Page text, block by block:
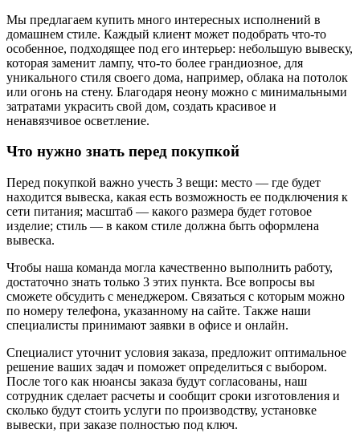
Мы предлагаем купить много интересных исполнений в
домашнем стиле. Каждый клиент может подобрать что-то
особенное, подходящее под его интерьер: небольшую вывеску,
которая заменит лампу, что-то более грандиозное, для
уникального стиля своего дома, например, облака на потолок
или огонь на стену. Благодаря неону можно с минимальными
затратами украсить свой дом, создать красивое и
ненавязчивое осветление.
Что нужно знать перед покупкой
Перед покупкой важно учесть 3 вещи: место — где будет
находится вывеска, какая есть возможность ее подключения к
сети питания; масштаб — какого размера будет готовое
изделие; стиль — в каком стиле должна быть оформлена
вывеска.
Чтобы наша команда могла качественно выполнить работу,
достаточно знать только 3 этих пункта. Все вопросы вы
сможете обсудить с менеджером. Связаться с которым можно
по номеру телефона, указанному на сайте. Также наши
специалисты принимают заявки в офисе и онлайн.
Специалист уточнит условия заказа, предложит оптимальное
решение ваших задач и поможет определиться с выбором.
После того как нюансы заказа будут согласованы, наш
сотрудник сделает расчеты и сообщит сроки изготовления и
сколько будут стоить услуги по производству, установке
вывески, при заказе полностью под ключ.